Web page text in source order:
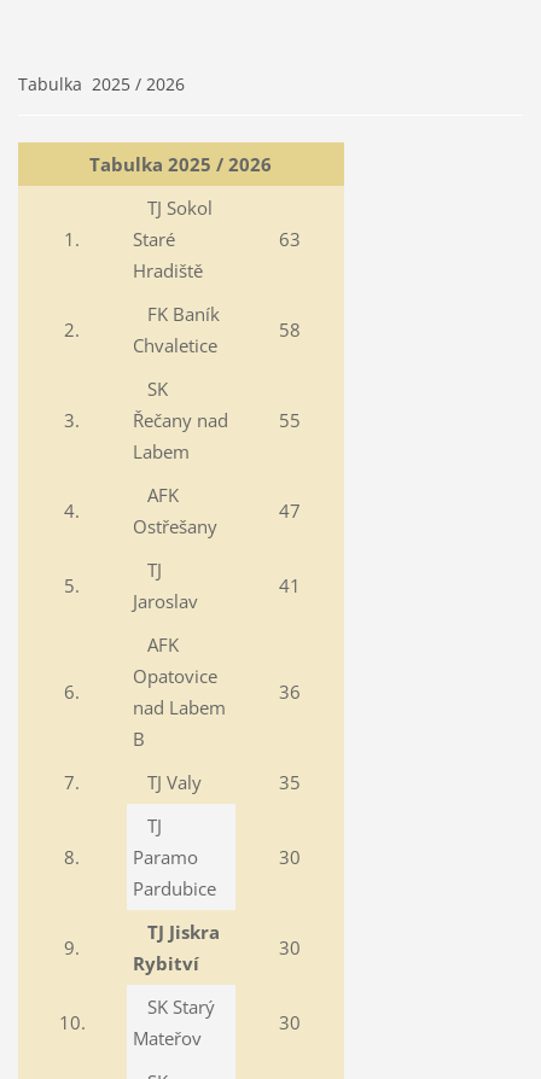
Tabulka 2025 / 2026
Tabulka 2025 / 2026
1.
TJ Sokol
Staré
Hradiště
63
2.
FK Baník
Chvaletice
58
3.
SK
Řečany nad
Labem
55
4.
AFK
Ostřešany
47
5.
TJ
Jaroslav
41
6.
AFK
Opatovice
nad Labem
B
36
7. TJ Valy 35
8.
TJ
Paramo
Pardubice
30
9.
TJ Jiskra
Rybitví
30
10.
SK Starý
Mateřov
30